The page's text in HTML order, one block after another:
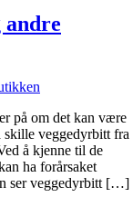
andre
på om det kan være
veggedyrbitt fra
å kjenne til de
ha forårsaket
ser veggedyrbitt […]